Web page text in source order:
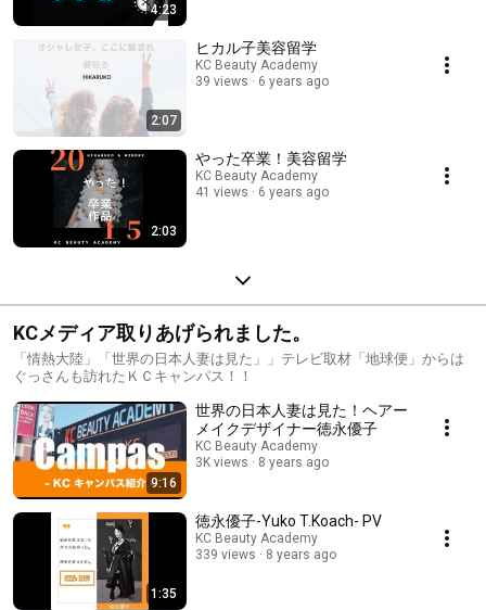
4:23
2:07
ヒカル子美容留学
KC Beauty Academy
39 views
6 years ago
2:03
やった卒業！美容留学
KC Beauty Academy
41 views
6 years ago
KCメディア取りあげられました。
「情熱大陸」「世界の日本人妻は見た」」テレビ取材「地球便」からは
ぐっさんも訪れたＫＣキャンパス！！
9:16
世界の日本人妻は見た！ヘアー
メイクデザイナー徳永優子
KC Beauty Academy
3K views
8 years ago
1:35
徳永優子-Yuko T.Koach- PV
KC Beauty Academy
339 views
8 years ago